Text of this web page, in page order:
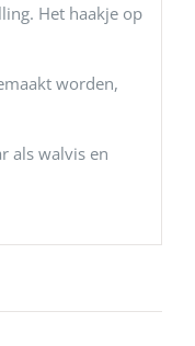
Het haakje op
worden,
als walvis en